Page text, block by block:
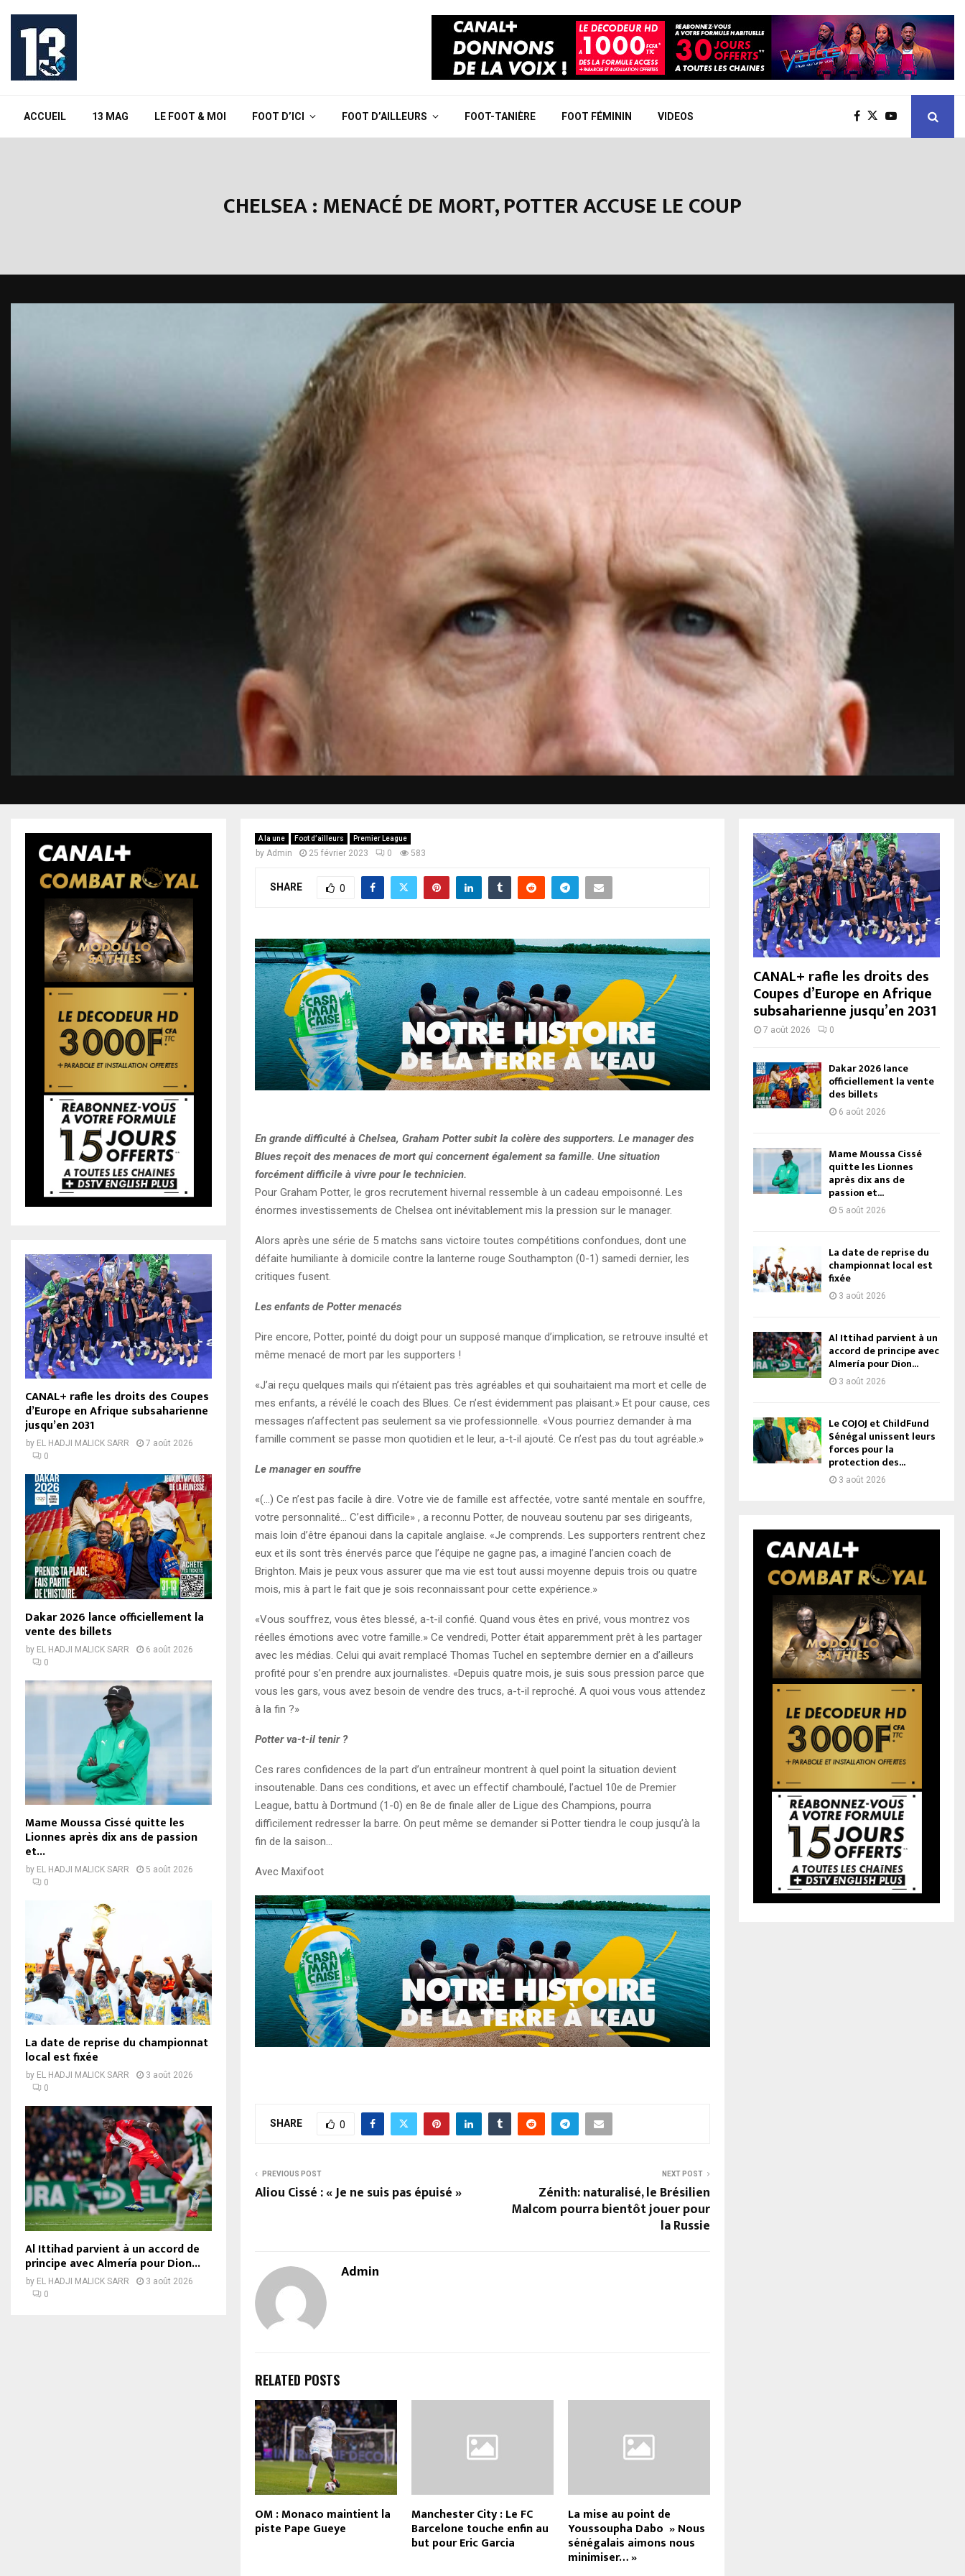
ACCUEIL 13 MAG LE FOOT & MOI FOOT D’ICI FOOT D’AILLEURS FOOT-TANIÈRE FOOT FÉMININ VIDEOS
CHELSEA : MENACÉ DE MORT, POTTER ACCUSE LE COUP
A la une Foot d’ailleurs Premier League
by Admin 25 février 2023 0 583
SHARE 0
En grande difficulté à Chelsea, Graham Potter subit la colère des supporters. Le manager des
Blues reçoit des menaces de mort qui concernent également sa famille. Une situation
forcément difficile à vivre pour le technicien.
Pour Graham Potter, le gros recrutement hivernal ressemble à un cadeau empoisonné. Les
énormes investissements de Chelsea ont inévitablement mis la pression sur le manager.
Alors après une série de 5 matchs sans victoire toutes compétitions confondues, dont une
défaite humiliante à domicile contre la lanterne rouge Southampton (0-1) samedi dernier, les
critiques fusent.
Les enfants de Potter menacés
Pire encore, Potter, pointé du doigt pour un supposé manque d’implication, se retrouve insulté et
même menacé de mort par les supporters !
«J’ai reçu quelques mails qui n’étaient pas très agréables et qui souhaitaient ma mort et celle de
mes enfants, a révélé le coach des Blues. Ce n’est évidemment pas plaisant.» Et pour cause, ces
messages n’affectent pas seulement sa vie professionnelle. «Vous pourriez demander à ma
famille comment se passe mon quotidien et le leur, a-t-il ajouté. Ce n’est pas du tout agréable.»
Le manager en souffre
«(…) Ce n’est pas facile à dire. Votre vie de famille est affectée, votre santé mentale en souffre,
votre personnalité… C’est difficile» , a reconnu Potter, de nouveau soutenu par ses dirigeants,
mais loin d’être épanoui dans la capitale anglaise. «Je comprends. Les supporters rentrent chez
eux et ils sont très énervés parce que l’équipe ne gagne pas, a imaginé l’ancien coach de
Brighton. Mais je peux vous assurer que ma vie est tout aussi moyenne depuis trois ou quatre
mois, mis à part le fait que je sois reconnaissant pour cette expérience.»
«Vous souffrez, vous êtes blessé, a-t-il confié. Quand vous êtes en privé, vous montrez vos
réelles émotions avec votre famille.» Ce vendredi, Potter était apparemment prêt à les partager
avec les médias. Celui qui avait remplacé Thomas Tuchel en septembre dernier en a d’ailleurs
profité pour s’en prendre aux journalistes. «Depuis quatre mois, je suis sous pression parce que
vous les gars, vous avez besoin de vendre des trucs, a-t-il reproché. A quoi vous vous attendez
à la fin ?»
Potter va-t-il tenir ?
Ces rares confidences de la part d’un entraîneur montrent à quel point la situation devient
insoutenable. Dans ces conditions, et avec un effectif chamboulé, l’actuel 10e de Premier
League, battu à Dortmund (1-0) en 8e de finale aller de Ligue des Champions, pourra
difficilement redresser la barre. On peut même se demander si Potter tiendra le coup jusqu’à la
fin de la saison…
Avec Maxifoot
SHARE 0
PREVIOUS POST
Aliou Cissé : « Je ne suis pas épuisé »
NEXT POST
Zénith: naturalisé, le Brésilien
Malcom pourra bientôt jouer pour
la Russie
Admin
RELATED POSTS
OM : Monaco maintient la
piste Pape Gueye
Manchester City : Le FC
Barcelone touche enfin au
but pour Eric Garcia
La mise au point de
Youssoupha Dabo » Nous
sénégalais aimons nous
minimiser… »
CANAL+ rafle les droits des Coupes
d’Europe en Afrique subsaharienne
jusqu’en 2031
by EL HADJI MALICK SARR
7 août 2026
0
Dakar 2026 lance officiellement la
vente des billets
by EL HADJI MALICK SARR
6 août 2026
0
Mame Moussa Cissé quitte les
Lionnes après dix ans de passion
et...
by EL HADJI MALICK SARR
5 août 2026
0
La date de reprise du championnat
local est fixée
by EL HADJI MALICK SARR
3 août 2026
0
Al Ittihad parvient à un accord de
principe avec Almería pour Dion...
by EL HADJI MALICK SARR
3 août 2026
0
CANAL+ rafle les droits des
Coupes d’Europe en Afrique
subsaharienne jusqu’en 2031
7 août 2026 0
Dakar 2026 lance
officiellement la vente
des billets
6 août 2026
Mame Moussa Cissé
quitte les Lionnes
après dix ans de
passion et...
5 août 2026
La date de reprise du
championnat local est
fixée
3 août 2026
Al Ittihad parvient à un
accord de principe avec
Almería pour Dion...
3 août 2026
Le COJOJ et ChildFund
Sénégal unissent leurs
forces pour la
protection des...
3 août 2026